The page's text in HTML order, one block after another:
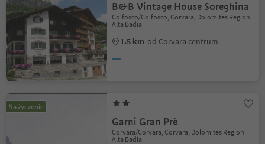
B&B Vintage House Soreghina
Colfosco/Colfosco, Corvara, Dolomites Region
Alta Badia
1.5 km od Corvara centrum
Na życzenie
Garni Gran Prè
Corvara/Corvara, Corvara, Dolomites Region
Alta Badia